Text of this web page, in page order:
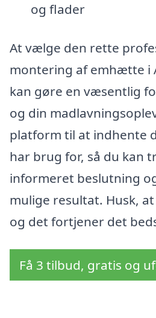
og flader
At vælge den rette
montering af emhætte i
kan gøre en væsentlig
og din
platform til at indhente
har brug for, så du kan
informeret beslutning
mulige resultat. Husk,
og det fortjener det
Få 3 tilbud, gratis og